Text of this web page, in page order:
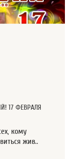
17 ФЕВРАЛЯ
кому
жив..